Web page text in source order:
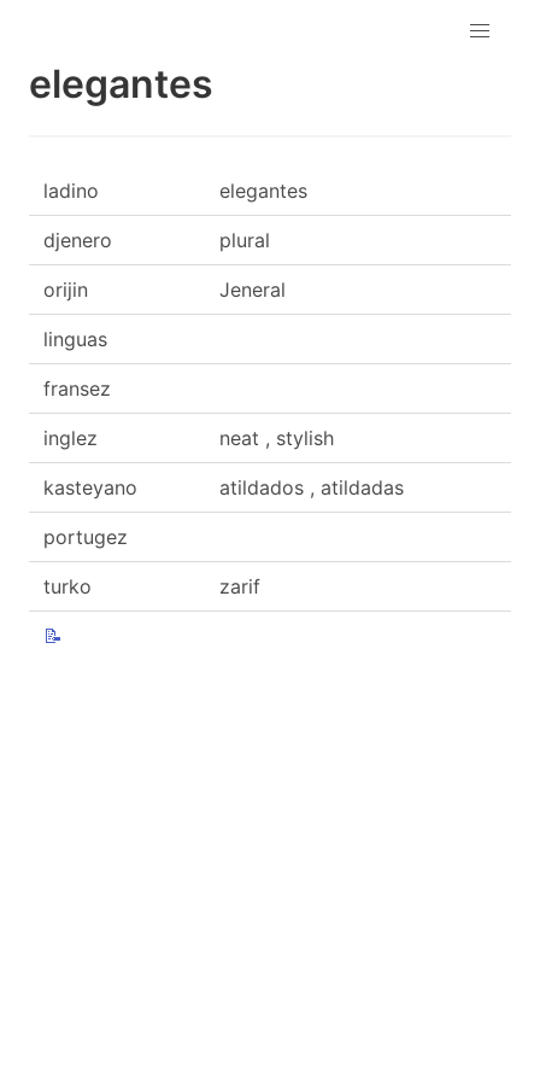
elegantes
ladino elegantes
djenero plural
orijin Jeneral
linguas
fransez
inglez neat , stylish
kasteyano atildados , atildadas
portugez
turko zarif
📝